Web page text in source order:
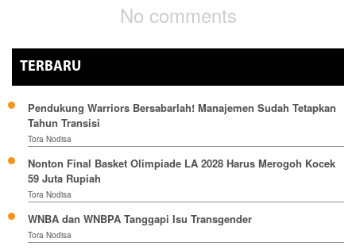
No comments
TERBARU
Pendukung Warriors Bersabarlah! Manajemen Sudah Tetapkan
Tahun Transisi
Tora Nodisa
Nonton Final Basket Olimpiade LA 2028 Harus Merogoh Kocek
59 Juta Rupiah
Tora Nodisa
WNBA dan WNBPA Tanggapi Isu Transgender
Tora Nodisa